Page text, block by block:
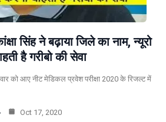
सिंह ने बढ़ाया जिले का नाम, न्यूरो
है गरीबो की सेवा
को आए नीट मेडिकल प्रवेश परीक्षा 2020 के रिजल्ट में
Oct 17, 2020